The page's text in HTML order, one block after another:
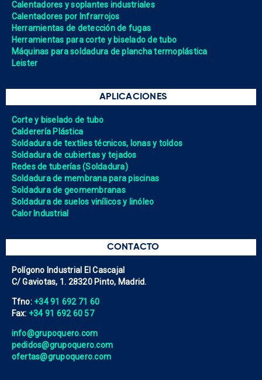
Calentadores y soplantes industriales
Calentadores por Infrarrojos
Herramientas de detección de fugas
Herramientas para corte y biselado de tubo
Máquinas para soldadura de plancha termoplástica
Leister
APLICACIONES
Corte y biselado de tubo
Calderería Plástica
Soldadura de textiles técnicos, lonas y toldos
Soldadura de cubiertas y tejados
Redes de tuberías (Soldadura)
Soldadura de membrana para piscinas
Soldadura de geomembranas
Soldadura de suelos vinílicos y linóleo
Calor Industrial
CONTACTO
Polígono Industrial El Cascajal
C/ Gaviotas, 1. 28320 Pinto, Madrid.
Tfno: +34 91 692 71 60
Fax: +34 91 692 60 57
info@grupoquero.com
pedidos@grupoquero.com
ofertas@grupoquero.com